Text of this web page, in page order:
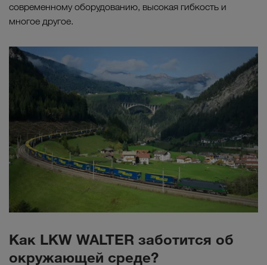
современному оборудованию, высокая гибкость и
многое другое.
Как LKW WALTER заботится об
окружающей среде?